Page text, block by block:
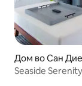
Дом во Сан
Seaside